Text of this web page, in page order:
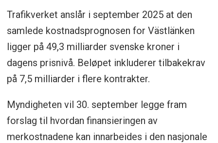
Trafikverket anslår i september 2025 at den
samlede kostnadsprognosen for Västlänken
ligger på 49,3 milliarder svenske kroner i
dagens prisnivå. Beløpet inkluderer tilbakekrav
på 7,5 milliarder i flere kontrakter.
Myndigheten vil 30. september legge fram
forslag til hvordan finansieringen av
merkostnadene kan innarbeides i den nasjonale